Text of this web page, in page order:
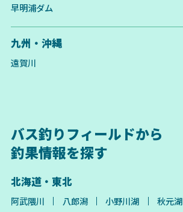
早明浦ダム
九州・沖縄
遠賀川
バス釣りフィールドから
釣果情報を探す
北海道・東北
阿武隈川 八郎潟 小野川湖 秋元湖